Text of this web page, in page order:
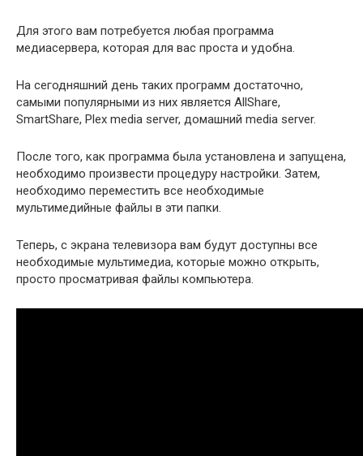
Для этого вам потребуется любая программа
медиасервера, которая для вас проста и удобна.
На сегодняшний день таких программ достаточно,
самыми популярными из них является AllShare,
SmartShare, Plex media server, домашний media server.
После того, как программа была установлена и запущена,
необходимо произвести процедуру настройки. Затем,
необходимо переместить все необходимые
мультимедийные файлы в эти папки.
Теперь, с экрана телевизора вам будут доступны все
необходимые мультимедиа, которые можно открыть,
просто просматривая файлы компьютера.